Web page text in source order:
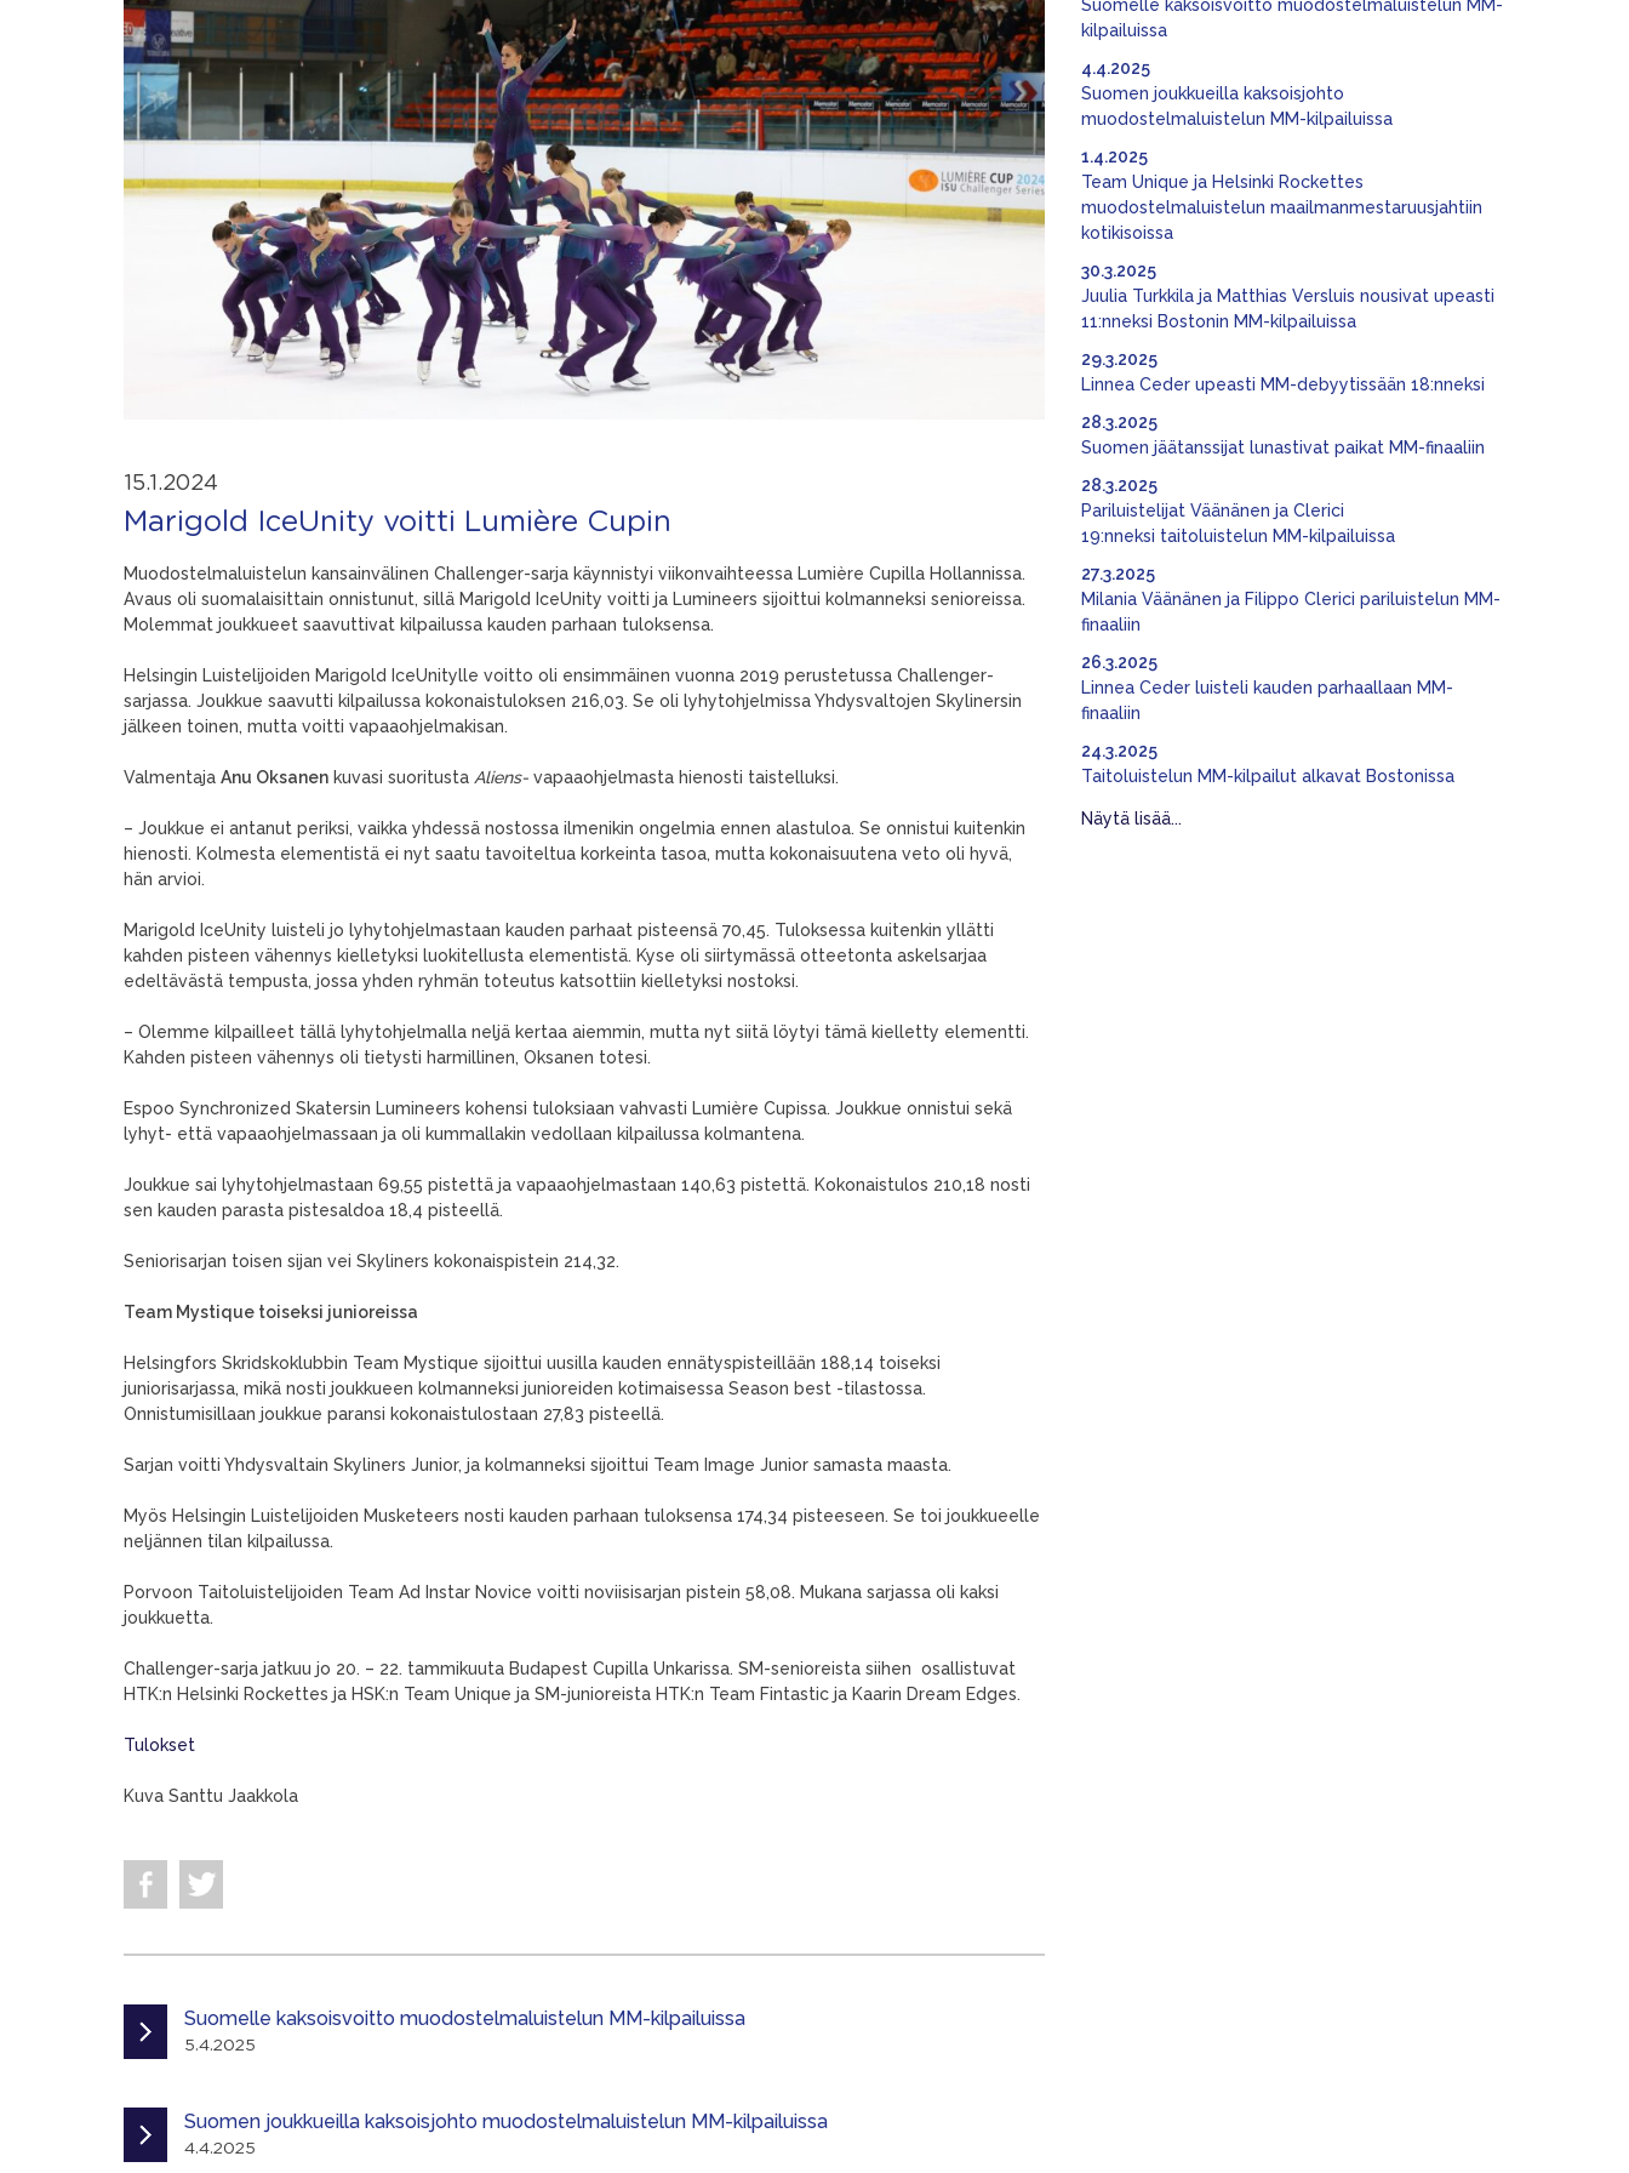
15.1.2024
Marigold IceUnity voitti Lumière Cupin
Muodostelmaluistelun kansainvälinen Challenger-sarja käynnistyi viikonvaihteessa Lumière Cupilla Hollannissa.
Avaus oli suomalaisittain onnistunut, sillä Marigold IceUnity voitti ja Lumineers sijoittui kolmanneksi senioreissa.
Molemmat joukkueet saavuttivat kilpailussa kauden parhaan tuloksensa.
Helsingin Luistelijoiden Marigold IceUnitylle voitto oli ensimmäinen vuonna 2019 perustetussa Challenger-
sarjassa. Joukkue saavutti kilpailussa kokonaistuloksen 216,03. Se oli lyhytohjelmissa Yhdysvaltojen Skylinersin
jälkeen toinen, mutta voitti vapaaohjelmakisan.
Valmentaja Anu Oksanen kuvasi suoritusta Aliens- vapaaohjelmasta hienosti taistelluksi.
– Joukkue ei antanut periksi, vaikka yhdessä nostossa ilmenikin ongelmia ennen alastuloa. Se onnistui kuitenkin
hienosti. Kolmesta elementistä ei nyt saatu tavoiteltua korkeinta tasoa, mutta kokonaisuutena veto oli hyvä,
hän arvioi.
Marigold IceUnity luisteli jo lyhytohjelmastaan kauden parhaat pisteensä 70,45. Tuloksessa kuitenkin yllätti
kahden pisteen vähennys kielletyksi luokitellusta elementistä. Kyse oli siirtymässä otteetonta askelsarjaa
edeltävästä tempusta, jossa yhden ryhmän toteutus katsottiin kielletyksi nostoksi.
– Olemme kilpailleet tällä lyhytohjelmalla neljä kertaa aiemmin, mutta nyt siitä löytyi tämä kielletty elementti.
Kahden pisteen vähennys oli tietysti harmillinen, Oksanen totesi.
Espoo Synchronized Skatersin Lumineers kohensi tuloksiaan vahvasti Lumière Cupissa. Joukkue onnistui sekä
lyhyt- että vapaaohjelmassaan ja oli kummallakin vedollaan kilpailussa kolmantena.
Joukkue sai lyhytohjelmastaan 69,55 pistettä ja vapaaohjelmastaan 140,63 pistettä. Kokonaistulos 210,18 nosti
sen kauden parasta pistesaldoa 18,4 pisteellä.
Seniorisarjan toisen sijan vei Skyliners kokonaispistein 214,32.
Team Mystique toiseksi junioreissa
Helsingfors Skridskoklubbin Team Mystique sijoittui uusilla kauden ennätyspisteillään 188,14 toiseksi
juniorisarjassa, mikä nosti joukkueen kolmanneksi junioreiden kotimaisessa Season best -tilastossa.
Onnistumisillaan joukkue paransi kokonaistulostaan 27,83 pisteellä.
Sarjan voitti Yhdysvaltain Skyliners Junior, ja kolmanneksi sijoittui Team Image Junior samasta maasta.
Myös Helsingin Luistelijoiden Musketeers nosti kauden parhaan tuloksensa 174,34 pisteeseen. Se toi joukkueelle
neljännen tilan kilpailussa.
Porvoon Taitoluistelijoiden Team Ad Instar Novice voitti noviisisarjan pistein 58,08. Mukana sarjassa oli kaksi
joukkuetta.
Challenger-sarja jatkuu jo 20. – 22. tammikuuta Budapest Cupilla Unkarissa. SM-senioreista siihen osallistuvat
HTK:n Helsinki Rockettes ja HSK:n Team Unique ja SM-junioreista HTK:n Team Fintastic ja Kaarin Dream Edges.
Tulokset
Kuva Santtu Jaakkola
Suomelle kaksoisvoitto muodostelmaluistelun MM-kilpailuissa
5.4.2025
Suomen joukkueilla kaksoisjohto muodostelmaluistelun MM-kilpailuissa
4.4.2025
Suomelle kaksoisvoitto muodostelmaluistelun MM-
kilpailuissa
Suomen joukkueilla kaksoisjohto
muodostelmaluistelun MM-kilpailuissa
4.4.2025
Team Unique ja Helsinki Rockettes
muodostelmaluistelun maailmanmestaruusjahtiin
kotikisoissa
1.4.2025
Juulia Turkkila ja Matthias Versluis nousivat upeasti
11:nneksi Bostonin MM-kilpailuissa
30.3.2025
Linnea Ceder upeasti MM-debyytissään 18:nneksi
29.3.2025
Suomen jäätanssijat lunastivat paikat MM-finaaliin
28.3.2025
Pariluistelijat Väänänen ja Clerici
19:nneksi taitoluistelun MM-kilpailuissa
28.3.2025
Milania Väänänen ja Filippo Clerici pariluistelun MM-
finaaliin
27.3.2025
Linnea Ceder luisteli kauden parhaallaan MM-
finaaliin
26.3.2025
Taitoluistelun MM-kilpailut alkavat Bostonissa
24.3.2025
Näytä lisää...